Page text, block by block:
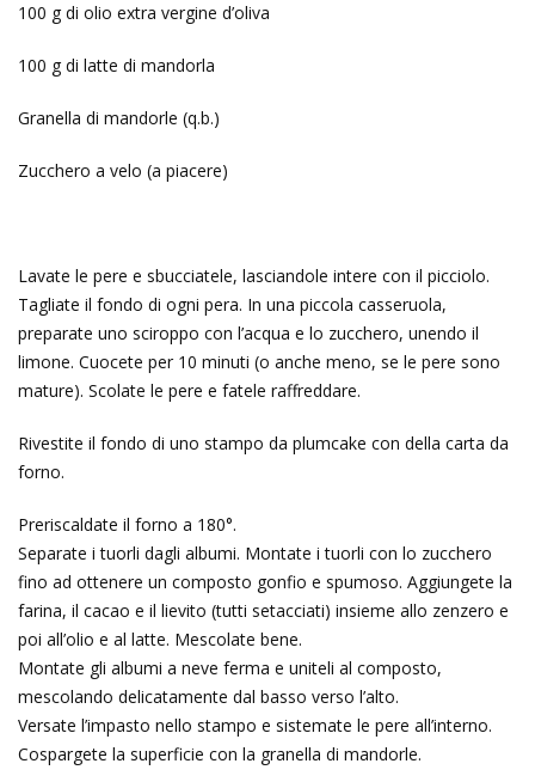
100 g di olio extra vergine d’oliva
100 g di latte di mandorla
Granella di mandorle (q.b.)
Zucchero a velo (a piacere)
Lavate le pere e sbucciatele, lasciandole intere con il picciolo.
Tagliate il fondo di ogni pera. In una piccola casseruola,
preparate uno sciroppo con l’acqua e lo zucchero, unendo il
limone. Cuocete per 10 minuti (o anche meno, se le pere sono
mature). Scolate le pere e fatele raffreddare.
Rivestite il fondo di uno stampo da plumcake con della carta da
forno.
Preriscaldate il forno a 180°.
Separate i tuorli dagli albumi. Montate i tuorli con lo zucchero
fino ad ottenere un composto gonfio e spumoso. Aggiungete la
farina, il cacao e il lievito (tutti setacciati) insieme allo zenzero e
poi all’olio e al latte. Mescolate bene.
Montate gli albumi a neve ferma e uniteli al composto,
mescolando delicatamente dal basso verso l’alto.
Versate l’impasto nello stampo e sistemate le pere all’interno.
Cospargete la superficie con la granella di mandorle.